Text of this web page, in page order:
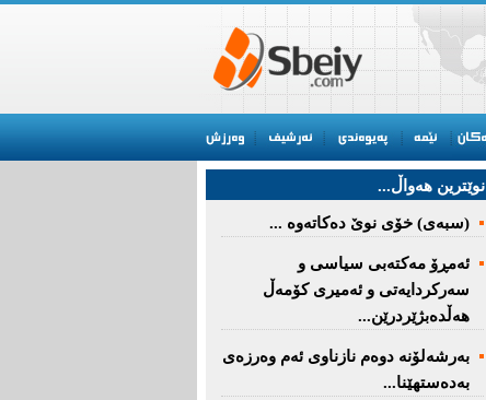
نوێترین هه‌واڵ...
(سبەى) خۆى نوێ دەکاتەوە ...
ئه‌مڕۆ مه‌كته‌بی‌ سیاسی‌ و
سه‌ركردایه‌تی‌ و ئه‌میری‌ كۆمه‌ڵ
هەڵدەبژێردرێن...
به‌رشه‌لۆنه‌ دوه‌م نازناوی ئه‌م وه‌رزه‌ی
به‌ده‌ستهێنا...